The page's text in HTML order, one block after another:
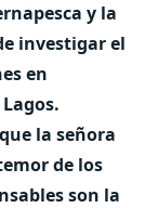
y la
investigar el
en
la señora
de los
son la